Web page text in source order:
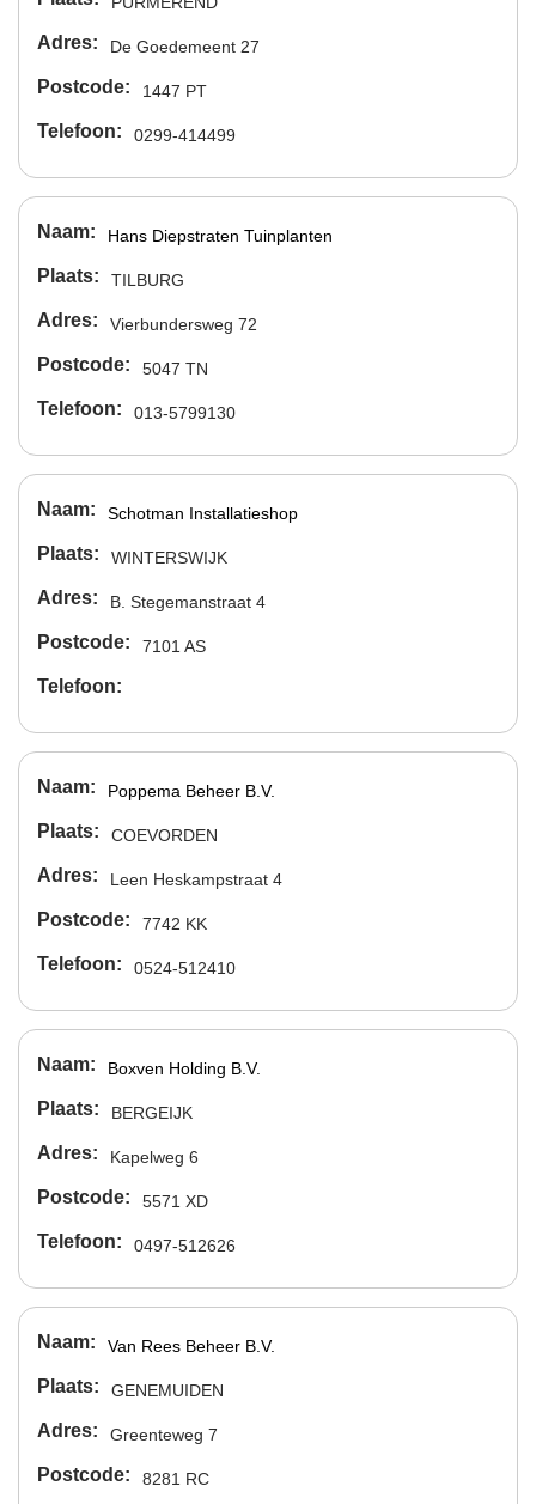
Adres De Goedemeent 27
Postcode 1447 PT
Telefoon 0299-414499
Naam Hans Diepstraten Tuinplanten
Plaats TILBURG
Adres Vierbundersweg 72
Postcode 5047 TN
Telefoon 013-5799130
Naam Schotman Installatieshop
Plaats WINTERSWIJK
Adres B. Stegemanstraat 4
Postcode 7101 AS
Telefoon
Naam Poppema Beheer B.V.
Plaats COEVORDEN
Adres Leen Heskampstraat 4
Postcode 7742 KK
Telefoon 0524-512410
Naam Boxven Holding B.V.
Plaats BERGEIJK
Adres Kapelweg 6
Postcode 5571 XD
Telefoon 0497-512626
Naam Van Rees Beheer B.V.
Plaats GENEMUIDEN
Adres Greenteweg 7
Postcode 8281 RC